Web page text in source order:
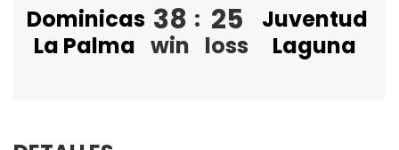
Dominicas
La Palma
38
win
: 25
loss
Juventud
Laguna